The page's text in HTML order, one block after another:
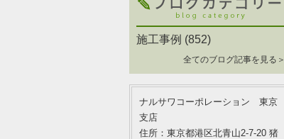
施工事例 (852)
全てのブログ記事を見る＞
ナルサワコーポレーション 東京
支店
住所：東京都港区北青山2-7-20 猪